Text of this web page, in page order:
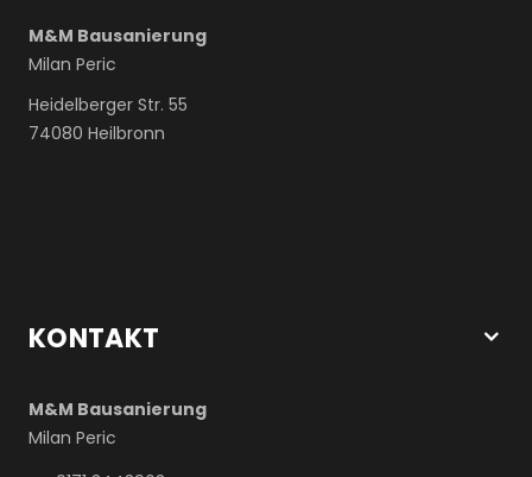
M&M Bausanierung
Milan Peric
Heidelberger Str. 55
74080 Heilbronn
KONTAKT
M&M Bausanierung
Milan Peric